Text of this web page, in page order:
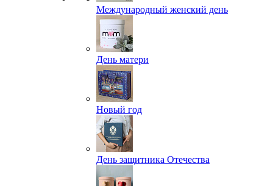
Международный женский день
День матери
Новый год
День защитника Отечества